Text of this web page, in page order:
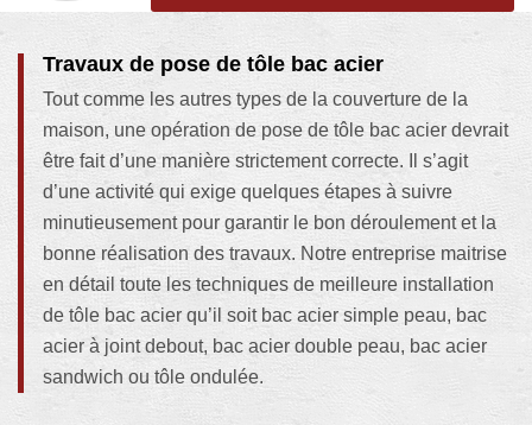
Travaux de pose de tôle bac acier
Tout comme les autres types de la couverture de la
maison, une opération de pose de tôle bac acier devrait
être fait d’une manière strictement correcte. Il s’agit
d’une activité qui exige quelques étapes à suivre
minutieusement pour garantir le bon déroulement et la
bonne réalisation des travaux. Notre entreprise maitrise
en détail toute les techniques de meilleure installation
de tôle bac acier qu’il soit bac acier simple peau, bac
acier à joint debout, bac acier double peau, bac acier
sandwich ou tôle ondulée.